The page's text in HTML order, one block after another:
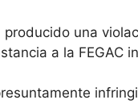
una
a la FEGAC